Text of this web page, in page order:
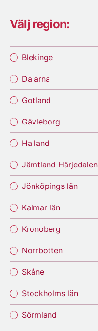
Välj region:
Blekinge
Dalarna
Gotland
Gävleborg
Halland
Jämtland Härjedalen
Jönköpings län
Kalmar län
Kronoberg
Norrbotten
Skåne
Stockholms län
Sörmland